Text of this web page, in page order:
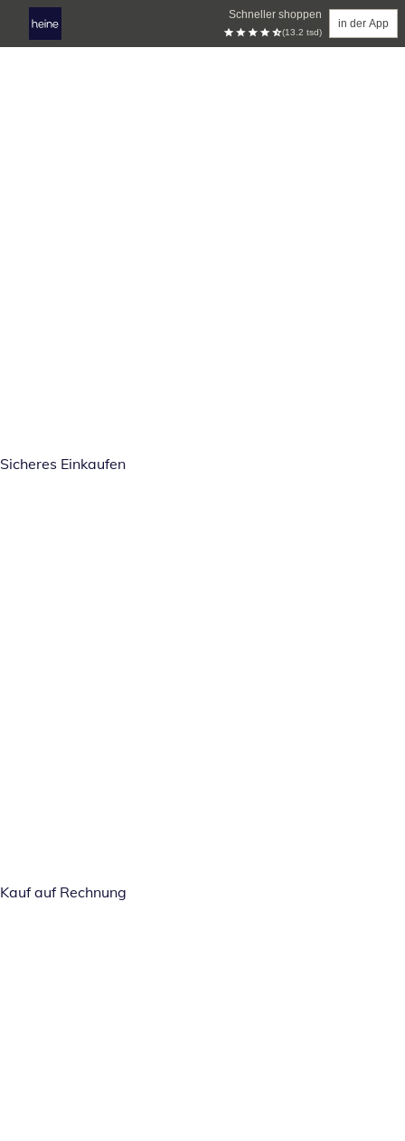
Schneller shoppen
(13.2 tsd)
in der App
Sicheres Einkaufen
Kauf auf Rechnung